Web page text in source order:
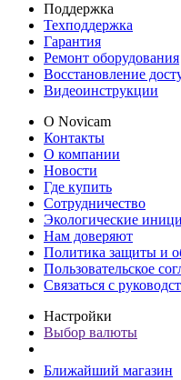
Поддержка
Техподдержка
Гарантия
Ремонт оборудования
Восстановление
Видеоинструкции
О Novicam
Контакты
О компании
Новости
Где купить
Сотрудничество
Экологические
Нам доверяют
Политика защиты и
Пользовательское
Связаться с
Настройки
Выбор валюты
Ближайший магазин